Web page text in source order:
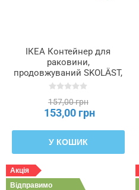
ІКЕА Контейнер для
раковини,
продовжуваний SKOLÄST,
605.566.85
157,00 грн
153,00 грн
У КОШИК
Акція
Відправимо